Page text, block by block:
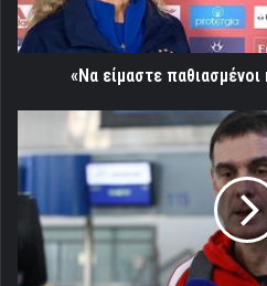
«Να είμαστε
απουσίες
μας
δεν
αποτελούν
δικαιολογία»